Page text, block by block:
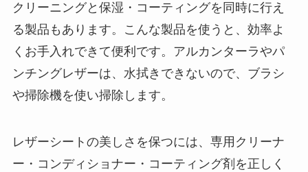
クリーニングと保湿・コーティングを同時に行え
る製品もあります。こんな製品を使うと、効率よ
くお手入れできて便利です。アルカンターラやパ
ンチングレザーは、水拭きできないので、ブラシ
や掃除機を使い掃除します。
レザーシートの美しさを保つには、専用クリーナ
ー・コンディショナー・コーティング剤を正しく